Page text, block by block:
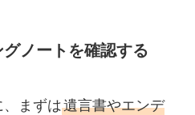
ノートを確認する
まずは遺言書やエンデ